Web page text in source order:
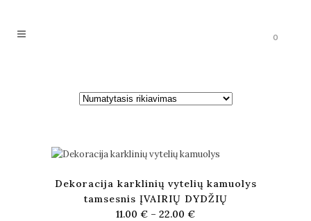
0
Dekoracija karklinių vytelių kamuolys
tamsesnis ĮVAIRIŲ DYDŽIŲ
11.00 € – 22.00 €